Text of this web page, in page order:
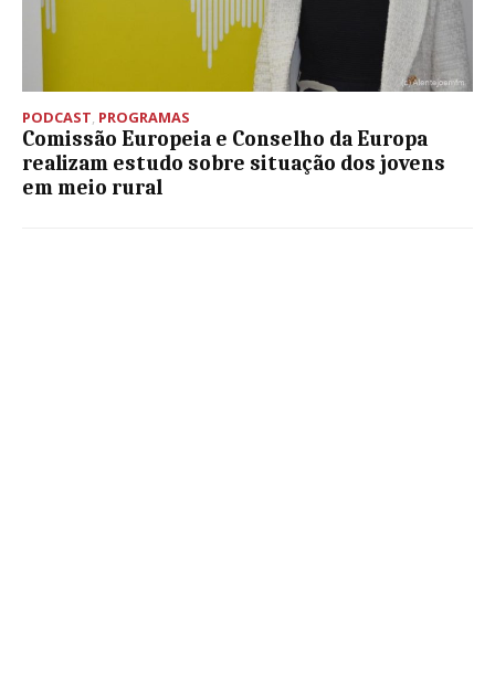
PODCAST, PROGRAMAS
Comissão Europeia e Conselho da Europa
realizam estudo sobre situação dos jovens
em meio rural